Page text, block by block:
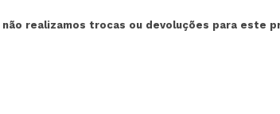
não realizamos trocas ou devoluções para este